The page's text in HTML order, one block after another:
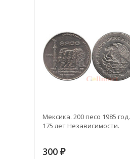
Мексика. 200 песо 1985 год.
175 лет Независимости.
300 ₽